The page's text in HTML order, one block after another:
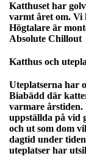
Katthuset har
varmt året om. Vi
Högtalare är
Absolute Chillout
Katthus och
Uteplatserna har
Biabädd där
varmare
uppställda på vid
och ut som dom
dagtid under
uteplatser har